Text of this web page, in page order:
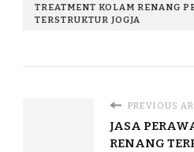
TREATMENT KOLAM RENANG
TERSTRUKTUR JOGJA
PREVIOUS
JASA
RENANG